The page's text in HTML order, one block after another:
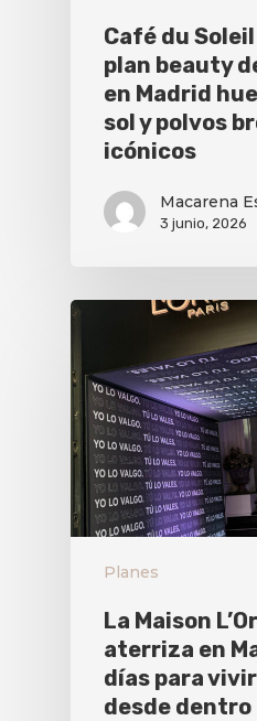
Café du
plan beauty
en Madrid
sol y polvos
icónicos
Macarena
3 junio, 2026
Planes
La Maison
aterriza en
días para
desde dentro